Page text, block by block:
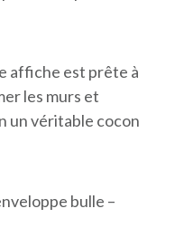
affiche est prête à
les murs et
un véritable cocon
bulle –